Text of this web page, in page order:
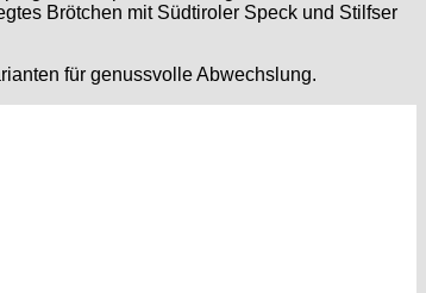
Brötchen mit Südtiroler Speck und Stilfser
für genussvolle Abwechslung.